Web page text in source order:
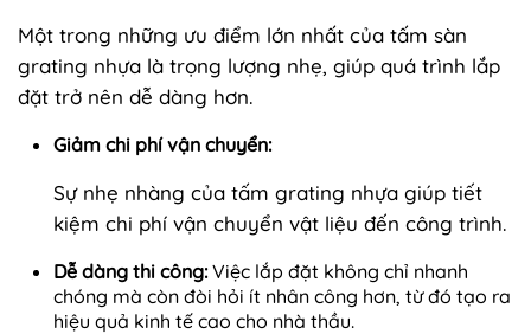
Một trong những ưu điểm lớn nhất của tấm sàn
grating nhựa là trọng lượng nhẹ, giúp quá trình lắp
đặt trở nên dễ dàng hơn.
Giảm chi phí vận chuyển:
Sự nhẹ nhàng của tấm grating nhựa giúp tiết
kiệm chi phí vận chuyển vật liệu đến công trình.
Dễ dàng thi công:Việc lắp đặt không chỉ nhanh
chóng mà còn đòi hỏi ít nhân công hơn, từ đó tạo ra
hiệu quả kinh tế cao cho nhà thầu.